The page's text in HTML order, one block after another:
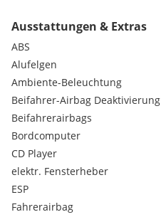
Ausstattungen & Extras
ABS
Alufelgen
Ambiente-Beleuchtung
Beifahrer-Airbag Deaktivierung
Beifahrerairbags
Bordcomputer
CD Player
elektr. Fensterheber
ESP
Fahrerairbag